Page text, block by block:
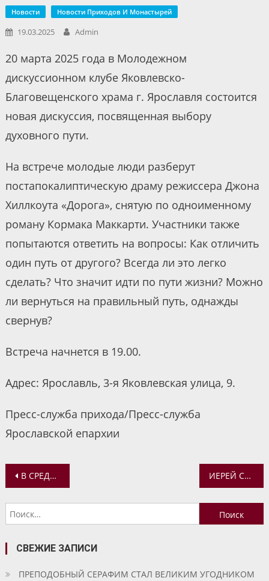
Новости Новости Приходов И Монастырей
19.03.2025 Admin
20 марта 2025 года в Молодежном
дискуссионном клубе Яковлевско-
Благовещенского храма г. Ярославля состоится
новая дискуссия, посвященная выбору
духовного пути.
На встрече молодые люди разберут
постапокалиптическую драму режиссера Джона
Хиллкоута «Дорога», снятую по одноименному
роману Кормака Маккарти. Участники также
попытаются ответить на вопросы: Как отличить
один путь от другого? Всегда ли это легко
сделать? Что значит идти по пути жизни? Можно
ли вернуться на правильный путь, однажды
свернув?
Встреча начнется в 19.00.
Адрес: Ярославль, 3-я Яковлевская улица, 9.
Пресс-служба прихода/Пресс-служба
Ярославской епархии
Навигация
по
записям
В СРЕДУ ВЕЛИКИМ ПОСТОМ В БОГОЯВЛЕНСКОМ ХРАМЕ ЯРОСЛАВЛЯ ЛИТУРГИЯ ПРЕЖДЕОСВЯЩЕННЫХ ДАРОВ СОВЕРШАЕТСЯ В ВЕЧЕРНЕЕ ВРЕМЯ ИЕРЕЙ СЕРГИЙ БАЗАНОВ ПРОВЕЛ ВСТРЕЧУ С КАДЕТАМИ
Найти:
СВЕЖИЕ ЗАПИСИ
ПРЕПОДОБНЫЙ СЕРАФИМ СТАЛ ВЕЛИКИМ УГОДНИКОМ